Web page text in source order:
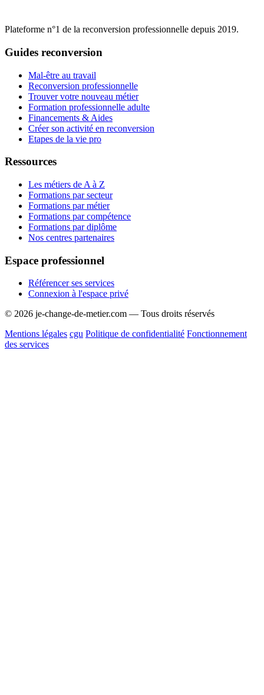
Plateforme n°1 de la reconversion professionnelle depuis 2019.
Guides reconversion
Mal-être au travail
Reconversion professionnelle
Trouver votre nouveau métier
Formation professionnelle adulte
Financements & Aides
Créer son activité en reconversion
Etapes de la vie pro
Ressources
Les métiers de A à Z
Formations par secteur
Formations par métier
Formations par compétence
Formations par diplôme
Nos centres partenaires
Espace professionnel
Référencer ses services
Connexion à l'espace privé
© 2026 je-change-de-metier.com — Tous droits réservés
Mentions légales cgu Politique de confidentialité Fonctionnement
des services